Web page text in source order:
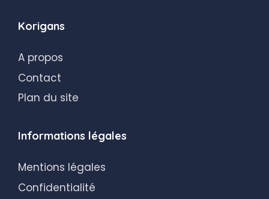
Korigans
A propos
Contact
Plan du site
Informations légales
Mentions légales
Confidentialité